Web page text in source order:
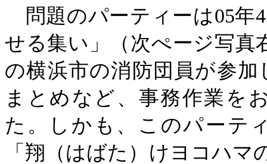
問題のパーティーは05年
せる集い」（次ぺージ写真
の横浜市の消防団員が参
まとめなど、事務作業を
た。しかも、このパーテ
「翔（はばた）けヨコハマ